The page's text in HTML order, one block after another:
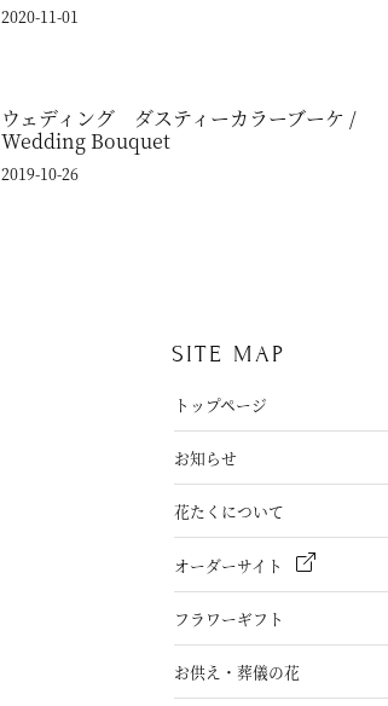
2020-11-01
ウェディング ダスティーカラーブーケ /
Wedding Bouquet
2019-10-26
SITE MAP
トップページ
お知らせ
花たくについて
オーダーサイト
フラワーギフト
お供え・葬儀の花